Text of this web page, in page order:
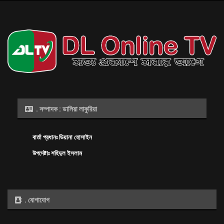
. সম্পাদক : ডালিয়া লাকুরিয়া
বার্তা প্রধানঃ ডিয়ানা হোসাইন
উপদেষ্টাঃ শহিদুল ইসলাম
. যোগাযোগ